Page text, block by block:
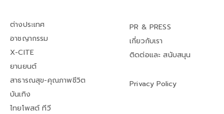
ต่างประเทศ
อาชญากรรม
X-CITE
ยานยนต์
สาธารณสุข-คุณภาพชีวิต
บันเทิง
ไทยโพสต์ ทีวี
PR & PRESS
เกี่ยวกับเรา
ติดต่อและ สนับสนุน
Privacy Policy